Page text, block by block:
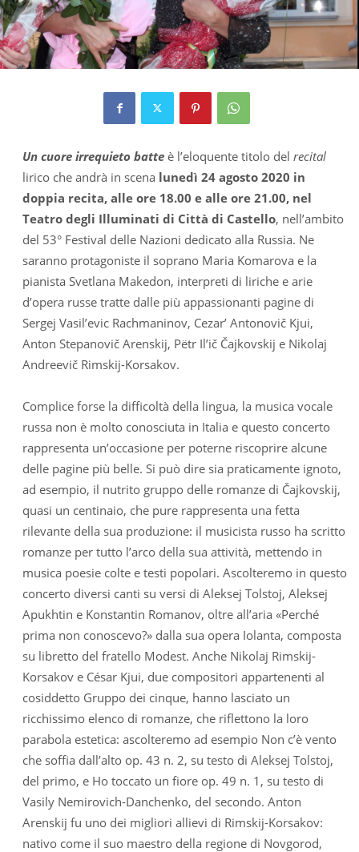
Un cuore irrequieto batteè l’eloquente titolo del recital
lirico che andrà in scena lunedì 24 agosto 2020 in
doppia recita, alle ore 18.00 e alle ore 21.00, nel
Teatro degli Illuminati di Città di Castello, nell’ambito
del 53° Festival delle Nazioni dedicato alla Russia. Ne
saranno protagoniste il soprano Maria Komarova e la
pianista Svetlana Makedon, interpreti di liriche e arie
d’opera russe tratte dalle più appassionanti pagine di
Sergej Vasil’evic Rachmaninov, Cezar’ Antonovič Kjui,
Anton Stepanovič Arenskij, Pëtr Il’ič Čajkovskij e Nikolaj
Andreevič Rimskij-Korsakov.
Complice forse la difficoltà della lingua, la musica vocale
russa non è molto conosciuta in Italia e questo concerto
rappresenta un’occasione per poterne riscoprire alcune
delle pagine più belle. Si può dire sia praticamente ignoto,
ad esempio, il nutrito gruppo delle romanze di Čajkovskij,
quasi un centinaio, che pure rappresenta una fetta
rilevante della sua produzione: il musicista russo ha scritto
romanze per tutto l’arco della sua attività, mettendo in
musica poesie colte e testi popolari. Ascolteremo in questo
concerto diversi canti su versi di Aleksej Tolstoj, Aleksej
Apukhtin e Konstantin Romanov, oltre all’aria «Perché
prima non conoscevo?» dalla sua opera Iolanta, composta
su libretto del fratello Modest. Anche Nikolaj Rimskij-
Korsakov e César Kjui, due compositori appartenenti al
cosiddetto Gruppo dei cinque, hanno lasciato un
ricchissimo elenco di romanze, che riflettono la loro
parabola estetica: ascolteremo ad esempio Non c’è vento
che soffia dall’alto op. 43 n. 2, su testo di Aleksej Tolstoj,
del primo, e Ho toccato un fiore op. 49 n. 1, su testo di
Vasily Nemirovich-Danchenko, del secondo. Anton
Arenskij fu uno dei migliori allievi di Rimskij-Korsakov:
nativo come il suo maestro della regione di Novgorod,